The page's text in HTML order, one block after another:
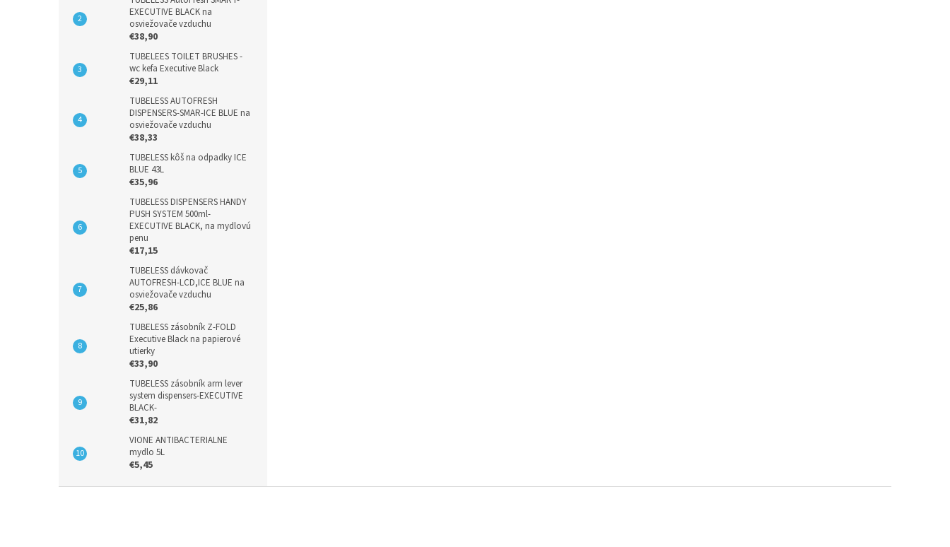
EXECUTIVE BLACK na
osviežovače vzduchu
€38,90
TUBELEES TOILET BRUSHES -
wc kefa Executive Black
€29,11
TUBELESS AUTOFRESH
DISPENSERS-SMAR-ICE BLUE na
osviežovače vzduchu
€38,33
TUBELESS kôš na odpadky ICE
BLUE 43L
€35,96
TUBELESS DISPENSERS HANDY
PUSH SYSTEM 500ml-
EXECUTIVE BLACK, na mydlovú
penu
€17,15
TUBELESS dávkovač
AUTOFRESH-LCD,ICE BLUE na
osviežovače vzduchu
€25,86
TUBELESS zásobník Z-FOLD
Executive Black na papierové
utierky
€33,90
TUBELESS zásobník arm lever
system dispensers-EXECUTIVE
BLACK-
€31,82
VIONE ANTIBACTERIALNE
mydlo 5L
€5,45